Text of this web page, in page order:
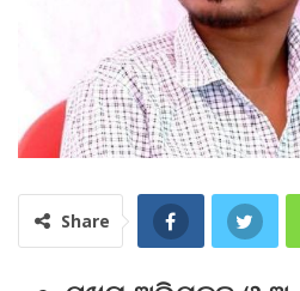
Share